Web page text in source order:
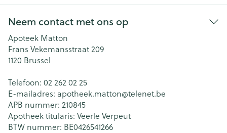
Neem contact met ons op
Apoteek Matton
Frans Vekemansstraat 209
1120 Brussel
Telefoon: 02 262 02 25
E-mailadres: apotheek.matton@telenet.be
APB nummer: 210845
Apotheek titularis: Veerle Verpeut
BTW nummer: BE0426541266